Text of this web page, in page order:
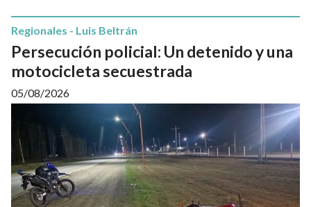
Persecución policial: Un detenido y una
motocicleta secuestrada
Regionales - Luis Beltrán
05/08/2026